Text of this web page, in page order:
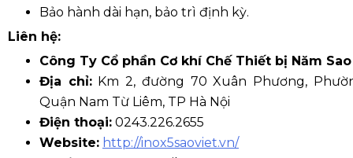
Bảo hành dài hạn, bảo trì định kỳ.
Liên hệ:
Công Ty Cổ phần Cơ khí Chế Thiết bị Năm
Địa chỉ:Km 2, đường 70 Xuân Phương,
Quận Nam Từ Liêm, TP Hà Nội
Điện thoại: 0243.226.2655
Website: http://inox5saoviet.vn/